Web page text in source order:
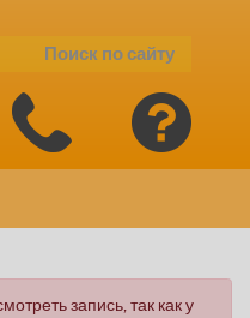
запись, так как у